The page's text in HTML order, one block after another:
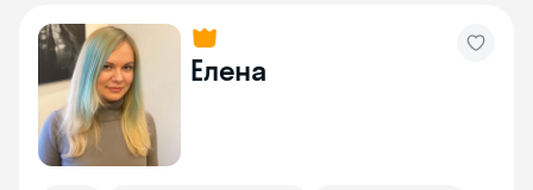
Елена